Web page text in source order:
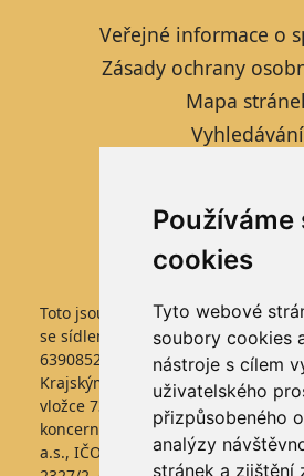
cookies
Tyto webové
soubory cookies
nástroje s cílem
uživatelského
přizpůsobeného
analýzy
stránek a zjištění
Veřejné informace o
Zásady ochrany
Mapa
Vyhledávání
Nastavení
Toto jsou internetové stránky
se sídlem Jistebnice, Tisová 326,
63908522, zapsané v obchodním
Krajským soudem v Českých
vložce 736. Společnost FARMTEC
koncernu AGROFERT řízeného
a.s., IČO 26185610, se sídlem na